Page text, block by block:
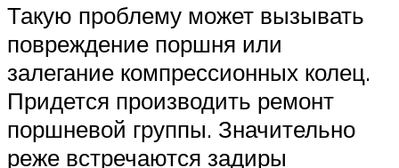
Такую проблему может вызывать
повреждение поршня или
залегание компрессионных колец.
Придется производить ремонт
поршневой группы. Значительно
реже встречаются задиры